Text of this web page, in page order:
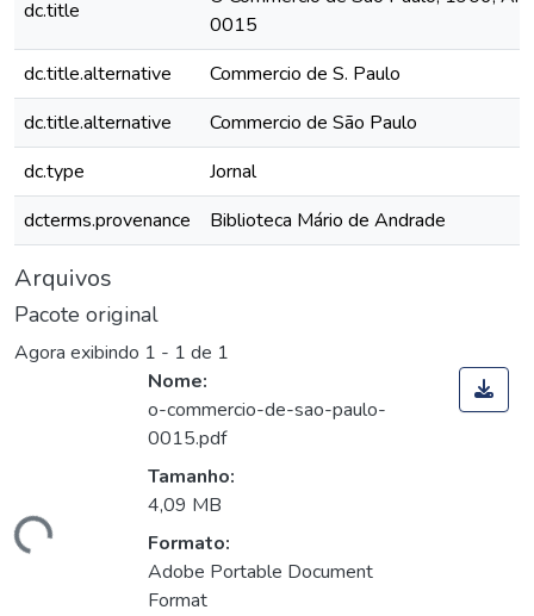
dc.title
0015
dc.title.alternative
Commercio de S. Paulo
dc.title.alternative
Commercio de São Paulo
dc.type
Jornal
dcterms.provenance
Biblioteca Mário de Andrade
Arquivos
Pacote original
Agora exibindo 1 - 1 de 1
Nome:
o-commercio-de-sao-paulo-
0015.pdf
Tamanho:
4,09 MB
Formato:
Adobe Portable Document
Format